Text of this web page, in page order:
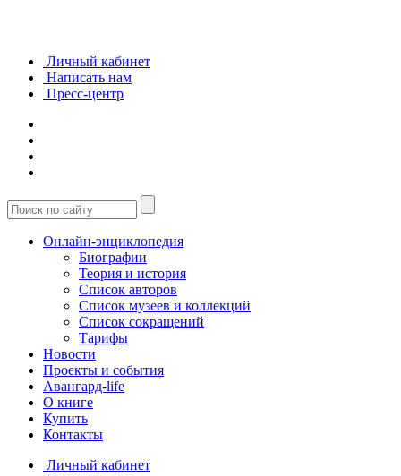
Личный кабинет
Написать нам
Пресс-центр
Онлайн-энциклопедия
Биографии
Теория и история
Список авторов
Список музеев и коллекций
Список сокращений
Тарифы
Новости
Проекты и события
Авангард-life
О книге
Купить
Контакты
Личный кабинет